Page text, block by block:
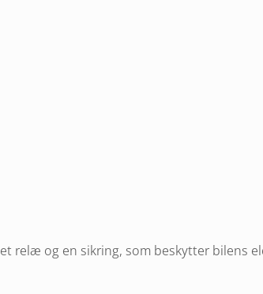
relæ og en sikring, som beskytter bilens